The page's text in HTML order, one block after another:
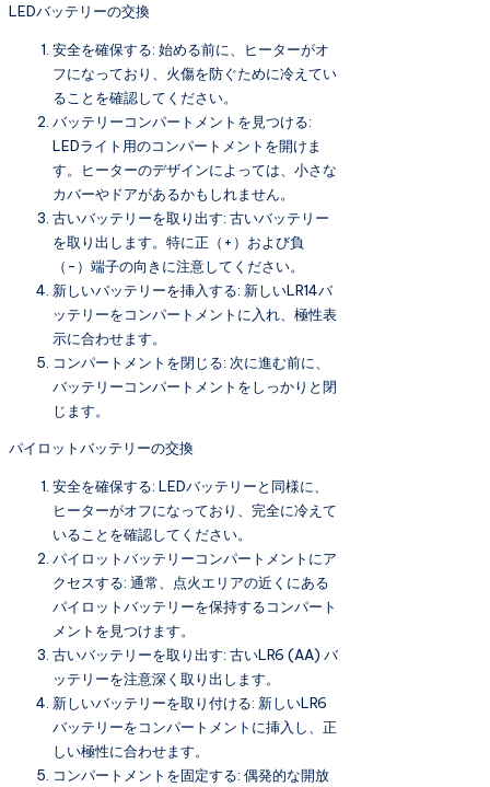
LEDバッテリーの交換
安全を確保する: 始める前に、ヒーターがオ
フになっており、火傷を防ぐために冷えてい
ることを確認してください。
バッテリーコンパートメントを見つける:
LEDライト用のコンパートメントを開けま
す。ヒーターのデザインによっては、小さな
カバーやドアがあるかもしれません。
古いバッテリーを取り出す: 古いバッテリー
を取り出します。特に正（+）および負
（-）端子の向きに注意してください。
新しいバッテリーを挿入する: 新しいLR14バ
ッテリーをコンパートメントに入れ、極性表
示に合わせます。
コンパートメントを閉じる: 次に進む前に、
バッテリーコンパートメントをしっかりと閉
じます。
パイロットバッテリーの交換
安全を確保する: LEDバッテリーと同様に、
ヒーターがオフになっており、完全に冷えて
いることを確認してください。
パイロットバッテリーコンパートメントにア
クセスする: 通常、点火エリアの近くにある
パイロットバッテリーを保持するコンパート
メントを見つけます。
古いバッテリーを取り出す: 古いLR6 (AA) バ
ッテリーを注意深く取り出します。
新しいバッテリーを取り付ける: 新しいLR6
バッテリーをコンパートメントに挿入し、正
しい極性に合わせます。
コンパートメントを固定する: 偶発的な開放